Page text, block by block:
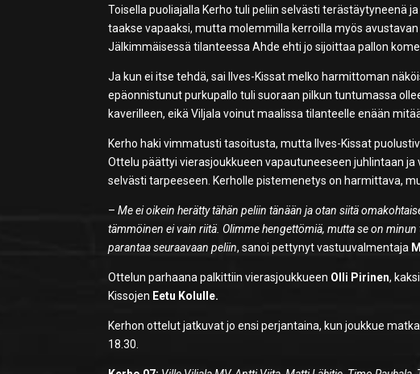
Toisella puoliajalla Kerho tuli peliin selvästi terästäytyneenä
taakse vapaaksi, mutta molemmilla kerroilla myös
Jälkimmäisessä tilanteessa Ahde ehti jo sijoittaa pallon
Ja kun ei itse tehdä, sai Ilves-Kissat melko harmittoman
epäonnistunut purkupallo tuli suoraan pilkun tuntumassa
kaverilleen, eikä Viljala voinut maalissa tilanteelle enään
Kerho haki vimmatusti tasoitusta, mutta Ilves-Kissat
Ottelu päättyi vierasjoukkueen vapautuneeseen juhlintaan
selvästi tarpeeseen. Kerholle pistemenetys on harmittava,
–Me ei oikein herätty tähän peliin tänään ja otan siitä
tämmöinen ei vain riitä. Olimme hengettömiä, mutta se on
parantaa seuraavaan peliin, sanoi pettynyt vastuuvalmentaja
Ottelun parhaana palkittiin vierasjoukkueen Olli Pirinen,
Kissojen Eetu Kolulle.
Kerhon ottelut jatkuvat jo ensi perjantaina, kun joukkue
18.30.